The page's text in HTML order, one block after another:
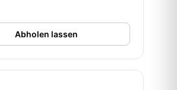
Abholen lassen